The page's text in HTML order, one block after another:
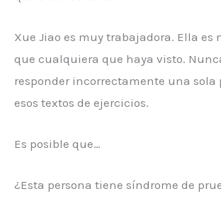
Xue Jiao es muy trabajadora. Ella es
que cualquiera que haya visto.
responder incorrectamente una sola
esos textos de ejercicios.
Es posible que…
¿Esta persona tiene síndrome de